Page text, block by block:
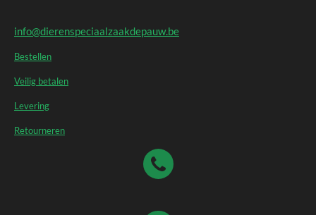
info@dierenspeciaalzaakdepauw.be
Bestellen
Veilig betalen
Levering
Retourneren